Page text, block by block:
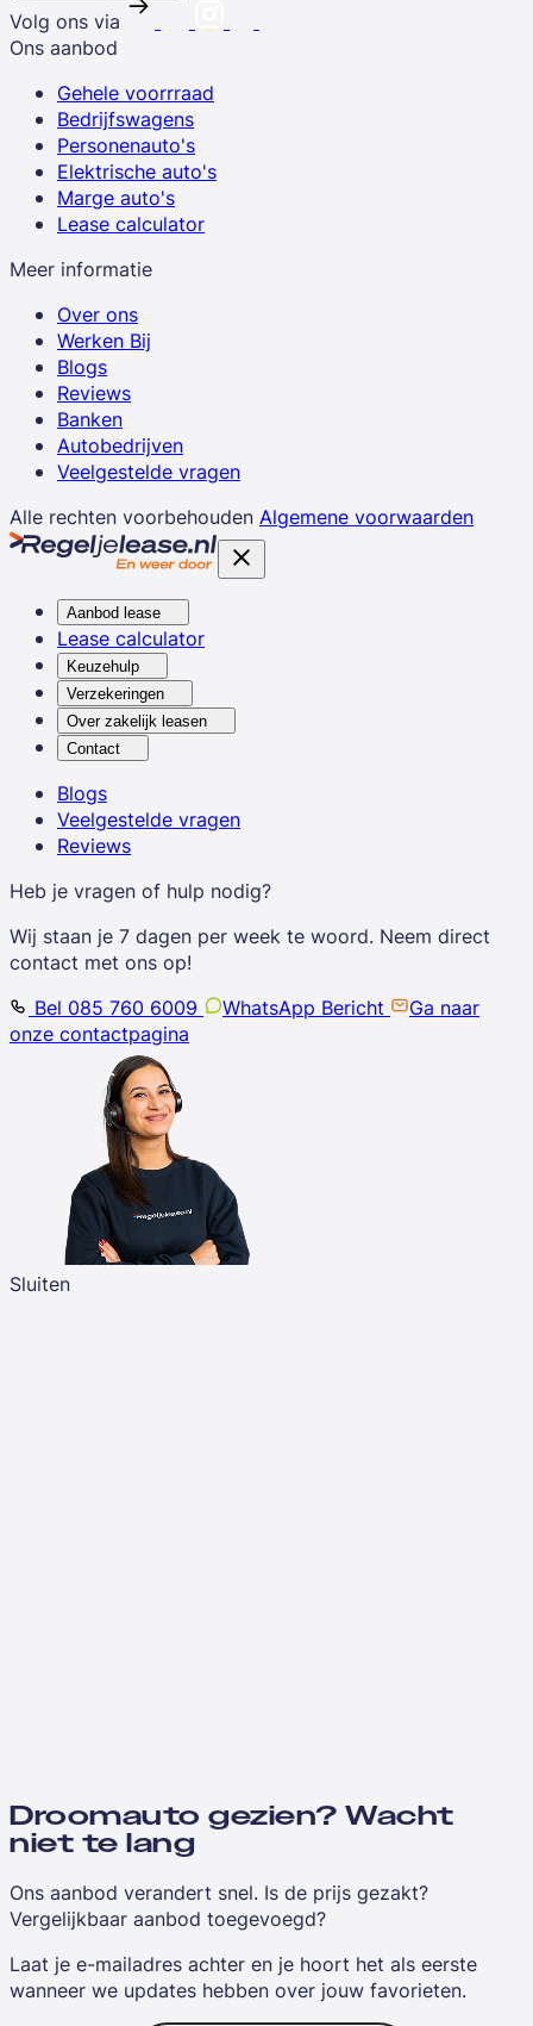
Volg ons via
Ons aanbod
Gehele voorrraad
Bedrijfswagens
Personenauto's
Elektrische auto's
Marge auto's
Lease calculator
Meer informatie
Over ons
Werken Bij
Blogs
Reviews
Banken
Autobedrijven
Veelgestelde vragen
Alle rechten voorbehouden Algemene voorwaarden
Aanbod lease
Lease calculator
Keuzehulp
Verzekeringen
Over zakelijk leasen
Contact
Blogs
Veelgestelde vragen
Reviews
Heb je vragen of hulp nodig?
Wij staan je 7 dagen per week te woord. Neem direct
contact met ons op!
Bel 085 760 6009
WhatsApp Bericht
Ga naar
onze contactpagina
Sluiten
Droomauto gezien? Wacht
niet te lang
Ons aanbod verandert snel. Is de prijs gezakt?
Vergelijkbaar aanbod toegevoegd?
Laat je e-mailadres achter en je hoort het als eerste
wanneer we updates hebben over jouw favorieten.